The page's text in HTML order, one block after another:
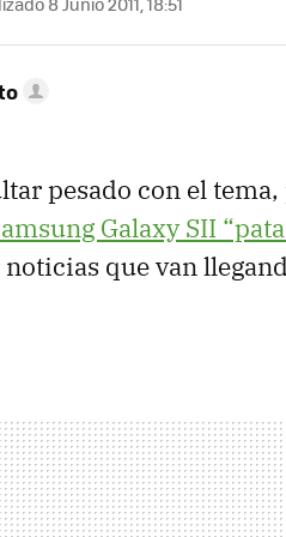
pesado con el
GalaxySII
que van